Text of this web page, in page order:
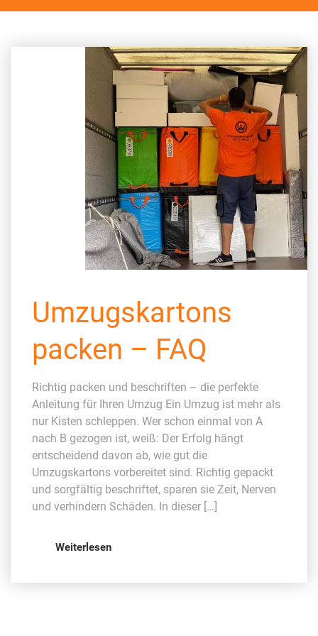
Umzugskartons
packen – FAQ
Richtig packen und beschriften – die perfekte
Anleitung für Ihren Umzug Ein Umzug ist mehr als
nur Kisten schleppen. Wer schon einmal von A
nach B gezogen ist, weiß: Der Erfolg hängt
entscheidend davon ab, wie gut die
Umzugskartons vorbereitet sind. Richtig gepackt
und sorgfältig beschriftet, sparen sie Zeit, Nerven
und verhindern Schäden. In dieser […]
Weiterlesen